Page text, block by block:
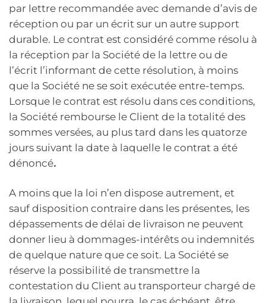
par lettre recommandée avec demande d’avis de
réception ou par un écrit sur un autre support
durable. Le contrat est considéré comme résolu à
la réception par la Société de la lettre ou de
l’écrit l’informant de cette résolution, à moins
que la Société ne se soit exécutée entre-temps.
Lorsque le contrat est résolu dans ces conditions,
la Société rembourse le Client de la totalité des
sommes versées, au plus tard dans les quatorze
jours suivant la date à laquelle le contrat a été
dénoncé.
A moins que la loi n’en dispose autrement, et
sauf disposition contraire dans les présentes, les
dépassements de délai de livraison ne peuvent
donner lieu à dommages-intérêts ou indemnités
de quelque nature que ce soit. La Société se
réserve la possibilité de transmettre la
contestation du Client au transporteur chargé de